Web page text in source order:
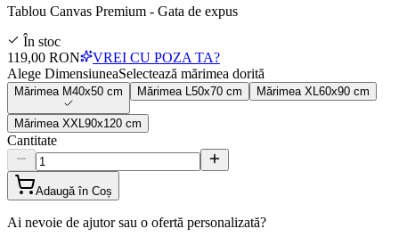
Tablou Canvas Premium - Gata de expus
În stoc
119,00 RON
VREI CU POZA TA?
Alege DimensiuneaSelectează mărimea dorită
Mărimea M40x50 cm Mărimea 50x70 cm Mărimea XL 60x90 cm
Mărimea XXL 90x120 cm
Cantitate
Adaugă în Coș
Ai nevoie de ajutor sau o ofertă personalizată?